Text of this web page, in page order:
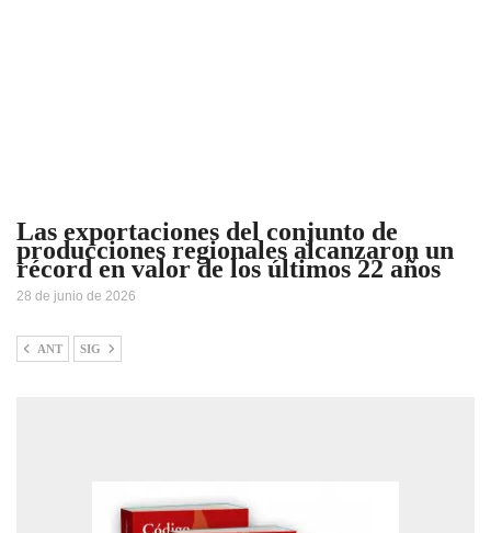
Las exportaciones del conjunto de
producciones regionales alcanzaron un
récord en valor de los últimos 22 años
28 de junio de 2026
ANT SIG